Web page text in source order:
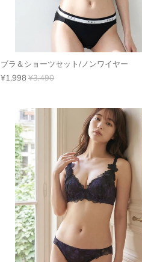
ブラ＆ショーツセット/ノンワイヤー
¥1,998¥3,490